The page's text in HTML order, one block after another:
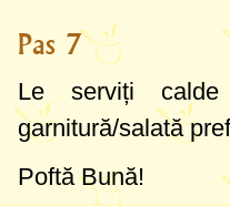
Pas 7
Le serviți
garnitură/salată
Poftă Bună!